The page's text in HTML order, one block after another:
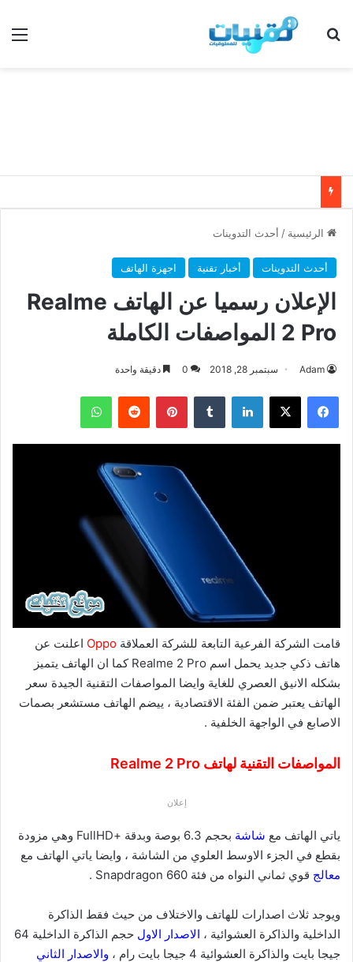
بحث عن
الرئيسية / أحدث التدوينات
أحدث التدوينات أخبار تقنية اجهزة الهاتف
الإعلان رسميا عن الهاتف Realme
2 Pro المواصفات الكاملة
Adam سبتمبر 28, 2018 0 دقيقة واحدة
فيسبوك ‫X لينكدإن بينتيريست واتساب
قامت الشركة الفرعية التابعة للشركة العملاقة Oppo اعلنت عن
هاتف ذكي جديد يحمل اسم Realme 2 Pro كما ان الهاتف يتميز
بشكله الانيق العصري للغاية وايضا المواصفات التقنية الجيدة سعر
الهاتف يعتبر ضمن الفئة الاقتصادية ، ييضم الهاتف مستشعر بصمات
الاصابع في الواجهة الخلفية .
المواصفات التقنية لهاتف Realme 2 Pro
إعلان
ياتي الهاتف مع شاشة
بحجم 6.3 بوصة وبدقة +FullHD وهي مزودة
بقطع في الجزء الاوسط العلوي من الشاشة ، وايضا ياتي الهاتف مع
معالج قوي ثماني النواه من فئة Snapdragon 660 .
ويوجد ثلاث اصدارات للهاتف والاختلاف من حيث فقط الذاكرة
الداخلية والذاكرة العشوائية ، الاصدار الاول
حجم الذاكرة الداخلية 64
جيجا بايت والذاكرة العشوائية 4 جيجا بايت رام ،
والاصدار الثاني